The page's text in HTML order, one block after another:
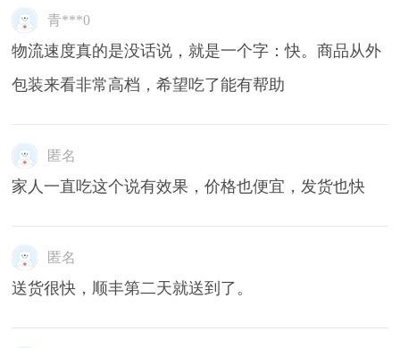
青***0
物流速度真的是没话说，就是一个字：快。商品从外
包装来看非常高档，希望吃了能有帮助
匿名
家人一直吃这个说有效果，价格也便宜，发货也快
匿名
送货很快，顺丰第二天就送到了。